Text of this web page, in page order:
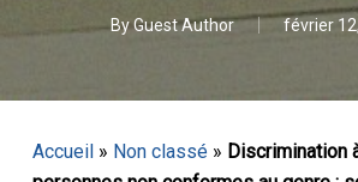
By Guest Author février
Accueil» Non classé» Discrimination